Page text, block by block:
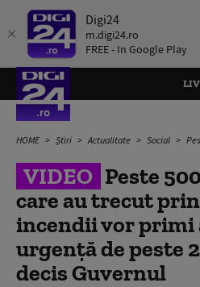
Digi24
m.digi24.ro
FREE - In Google Play
HOME Știri Actualitate Social Peste
VIDEO Peste
care au trecut
incendii vor primi
urgență de peste
decis Guvernul